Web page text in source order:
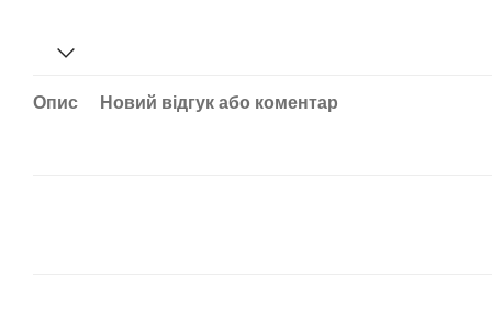
Опис Новий відгук або коментар